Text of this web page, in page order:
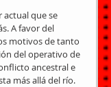
actual que se
A favor del
motivos de tanto
del operativo de
ancestral e
más allá del río.